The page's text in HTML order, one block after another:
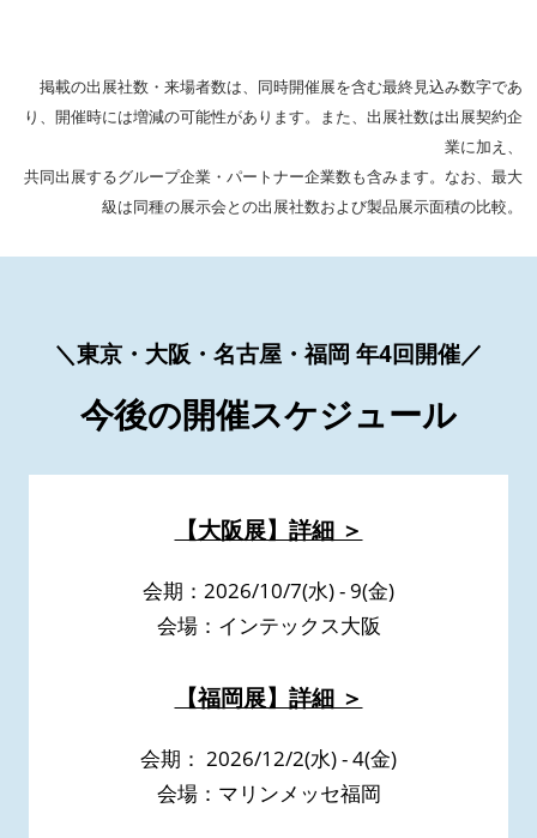
掲載の出展社数・来場者数は、同時開催展を含む最終見込み数字であ
り、開催時には増減の可能性があります。また、出展社数は出展契約企
業に加え、
共同出展するグループ企業・パートナー企業数も含みます。なお、最大
級は同種の展示会との出展社数および製品展示面積の比較。
＼東京・大阪・名古屋・福岡 年4回開催／
今後の開催スケジュール
【大阪展】詳細 ＞
会期：2026/10/7(水) - 9(金)
会場：インテックス大阪
【福岡展】詳細 ＞
会期： 2026/12/2(水) - 4(金)
会場：マリンメッセ福岡